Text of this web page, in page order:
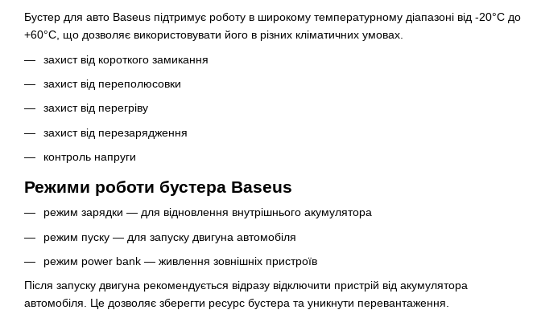
Бустер для авто Baseus підтримує роботу в широкому температурному діапазоні від -20°C до
+60°C, що дозволяє використовувати його в різних кліматичних умовах.
захист від короткого замикання
захист від переполюсовки
захист від перегріву
захист від перезарядження
контроль напруги
Режими роботи бустера Baseus
режим зарядки — для відновлення внутрішнього акумулятора
режим пуску — для запуску двигуна автомобіля
режим power bank — живлення зовнішніх пристроїв
Після запуску двигуна рекомендується відразу відключити пристрій від акумулятора
автомобіля. Це дозволяє зберегти ресурс бустера та уникнути перевантаження.